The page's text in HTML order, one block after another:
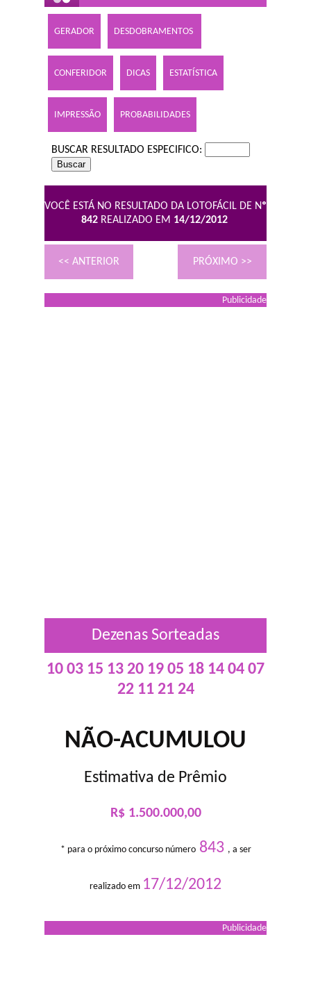
GERADOR DESDOBRAMENTOS
CONFERIDOR DICAS ESTATÍSTICA
IMPRESSÃO PROBABILIDADES
BUSCAR RESULTADO ESPECIFICO:
VOCÊ ESTÁ NO RESULTADO DA LOTOFÁCIL DE Nº
842 REALIZADO EM 14/12/2012
<< ANTERIOR PRÓXIMO >>
Publicidade
Dezenas Sorteadas
10 03 15 13 20 19 05 18 14 04 07
22 11 21 24
NÃO-ACUMULOU
Estimativa de Prêmio
R$ 1.500.000,00
* para o próximo concurso número843 , a ser
realizado em 17/12/2012
Publicidade